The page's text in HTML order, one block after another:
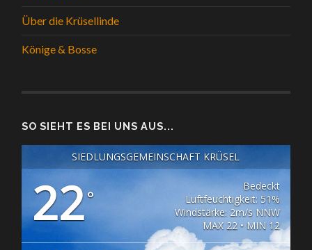
Über die Krüsellinde
Könige & Bosse
SO SIEHT ES BEI UNS AUS...
SIEDLUNGSGEMEINSCHAFT KRÜSEL
22°
Bedeckt
Luftfeuchtigkeit: 51%
Windstärke: 2m/s NNW
MAX 22 • MIN 12